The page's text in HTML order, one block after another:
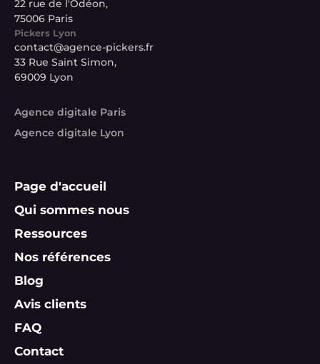
22 rue de l'Odéon,
75006 Paris
Pickers Lyon
contact@agence-pickers.fr
33 Rue Saint Simon,
69009 Lyon
Agence digitale Paris
Agence digitale Lyon
Page d'accueil
Qui sommes nous
Ressources
Nos références
Blog
Avis clients
FAQ
Contact